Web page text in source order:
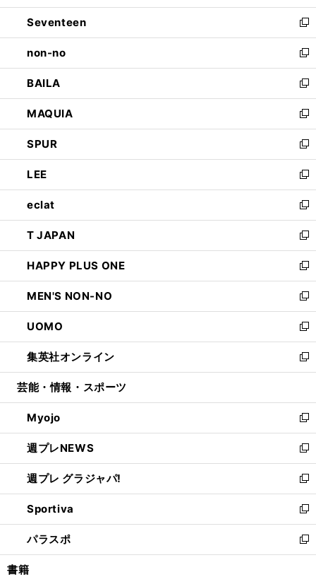
開
く
ウ
で
開
く
ン
ド
ウ
で
開
く
Seventeen
新
し
い
ウ
ィ
ン
ド
ウ
で
開
く
non-no
新
し
い
ウ
ィ
ン
ド
ウ
で
開
く
BAILA
新
し
い
ウ
ィ
ン
ド
ウ
で
開
く
MAQUIA
新
し
い
ウ
ィ
ン
ド
ウ
で
開
く
SPUR
新
し
い
ウ
ィ
ン
ド
ウ
で
開
く
LEE
新
し
い
ウ
ィ
ン
ド
ウ
で
開
く
eclat
新
し
い
ウ
ィ
ン
ド
ウ
で
開
く
T JAPAN
新
し
い
ウ
ィ
ン
ド
ウ
で
開
HAPPY PLUS ONE
新
し
い
ウ
ィ
ン
ド
ウ
開
く
MEN'S NON-NO
新
し
い
ウ
ィ
ン
ウ
で
開
く
UOMO
新
し
い
ウ
ン
ド
ウ
で
開
く
集英社オンライン
新
し
ウ
ィ
ン
ド
ウ
で
開
く
芸能・情報・スポーツ
Myojo
新
し
い
ウ
ィ
ン
ド
ウ
で
開
週プレNEWS
新
し
い
ウ
ィ
ン
ド
ウ
週プレ グラジャパ!
新
し
い
ウ
ィ
ン
Sportiva
新
し
い
ウ
パラスポ
新
し
書籍